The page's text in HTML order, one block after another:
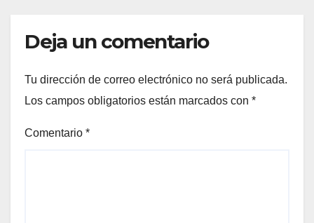
Deja un comentario
Tu dirección de correo electrónico no será publicada.
Los campos obligatorios están marcados con *
Comentario *